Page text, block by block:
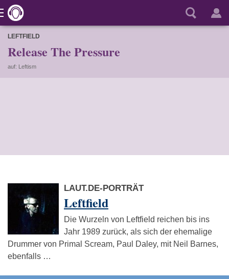
LEFTFIELD
Release The Pressure
auf: Leftism
LAUT.DE-PORTRÄT
Leftfield
Die Wurzeln von Leftfield reichen bis ins
Jahr 1989 zurück, als sich der ehemalige
Drummer von Primal Scream, Paul Daley, mit Neil Barnes,
ebenfalls …